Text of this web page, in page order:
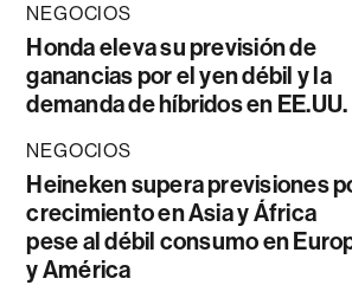
NEGOCIOS
Honda eleva su previsión de
ganancias por el yen débil y la
demanda de híbridos en EE.UU.
NEGOCIOS
Heineken supera previsiones
crecimiento en Asia y África
pese al débil consumo en
y América